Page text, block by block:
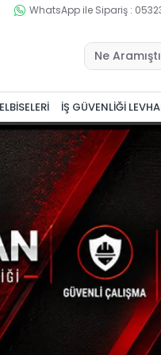
WhatsApp ile Sipariş :
İŞ GÜVENLİĞİ